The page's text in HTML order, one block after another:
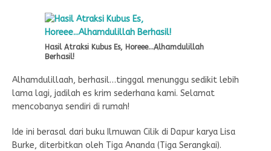
Hasil Atraksi Kubus Es, Horeee…Alhamdulillah
Berhasil!
Alhamdulillaah, berhasil…tinggal menunggu sedikit lebih
lama lagi, jadilah es krim sederhana kami. Selamat
mencobanya sendiri di rumah!
Ide ini berasal dari buku Ilmuwan Cilik di Dapur karya Lisa
Burke, diterbitkan oleh Tiga Ananda (Tiga Serangkai).